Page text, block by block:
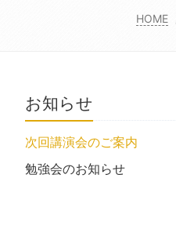
HOME
お知らせ
次回講演会のご案内
勉強会のお知らせ